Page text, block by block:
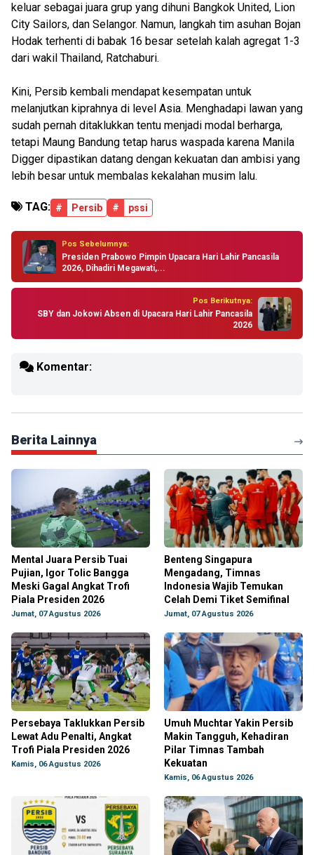
keluar sebagai juara grup yang dihuni Bangkok United, Lion
City Sailors, dan Selangor. Namun, langkah tim asuhan Bojan
Hodak terhenti di babak 16 besar setelah kalah agregat 1-3
dari wakil Thailand, Ratchaburi.
Kini, Persib kembali mendapat kesempatan untuk
melanjutkan kiprahnya di level Asia. Menghadapi lawan yang
sudah pernah ditaklukkan tentu menjadi modal berharga,
tetapi Maung Bandung tetap harus waspada karena Manila
Digger dipastikan datang dengan kekuatan dan ambisi yang
lebih besar untuk membalas kekalahan musim lalu.
TAG: # Persib # pssi
Pos Sebelumnya:
Presiden Prabowo Pimpin Upacara Hari Lahir Pancasila
2026, Dihadiri Megawati,...
Pos Berikutnya:
SBY dan Jokowi Absen di Upacara Hari Lahir Pancasila
2026
Komentar:
Berita Lainnya
Mental Juara Persib Tuai
Pujian, Igor Tolic Bangga
Meski Gagal Angkat Trofi
Piala Presiden 2026
Jumat, 07 Agustus 2026
Benteng Singapura
Mengadang, Timnas
Indonesia Wajib Temukan
Celah Demi Tiket Semifinal
Jumat, 07 Agustus 2026
Persebaya Taklukkan Persib
Lewat Adu Penalti, Angkat
Trofi Piala Presiden 2026
Kamis, 06 Agustus 2026
Umuh Muchtar Yakin Persib
Makin Tangguh, Kehadiran
Pilar Timnas Tambah
Kekuatan
Kamis, 06 Agustus 2026